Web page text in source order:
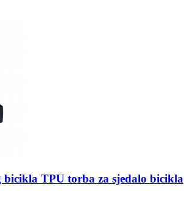
TPU torba za sjedalo bicikla